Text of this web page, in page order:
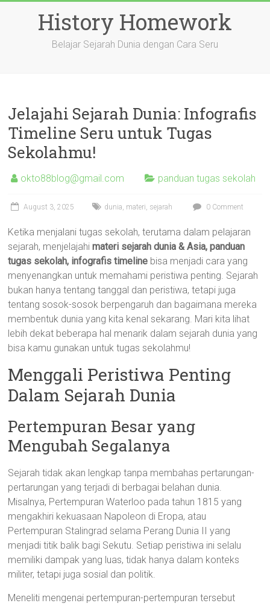
History Homework
Belajar Sejarah Dunia dengan Cara Seru
Jelajahi Sejarah Dunia: Infografis
Timeline Seru untuk Tugas
Sekolahmu!
okto88blog@gmail.com panduan tugas sekolah
August 3, 2025 dunia, materi, sejarah 0 Comment
Ketika menjalani tugas sekolah, terutama dalam pelajaran
sejarah, menjelajahimateri sejarah dunia & Asia, panduan
tugas sekolah, infografis timeline bisa menjadi cara yang
menyenangkan untuk memahami peristiwa penting. Sejarah
bukan hanya tentang tanggal dan peristiwa, tetapi juga
tentang sosok-sosok berpengaruh dan bagaimana mereka
membentuk dunia yang kita kenal sekarang. Mari kita lihat
lebih dekat beberapa hal menarik dalam sejarah dunia yang
bisa kamu gunakan untuk tugas sekolahmu!
Menggali Peristiwa Penting
Dalam Sejarah Dunia
Pertempuran Besar yang
Mengubah Segalanya
Sejarah tidak akan lengkap tanpa membahas pertarungan-
pertarungan yang terjadi di berbagai belahan dunia.
Misalnya, Pertempuran Waterloo pada tahun 1815 yang
mengakhiri kekuasaan Napoleon di Eropa, atau
Pertempuran Stalingrad selama Perang Dunia II yang
menjadi titik balik bagi Sekutu. Setiap peristiwa ini selalu
memiliki dampak yang luas, tidak hanya dalam konteks
militer, tetapi juga sosial dan politik.
Meneliti mengenai pertempuran-pertempuran tersebut